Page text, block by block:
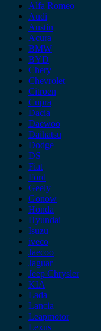
Alfa Romeo
Audi
Austin
Acura
BMW
BYD
Chery
Chevrolet
Citroen
Cupra
Dacia
Daewoo
Daihatsu
Dodge
DS
Fiat
Ford
Geely
Gonow
Honda
Hyundai
Isuzu
iveco
Jaecoo
Jaguar
Jeep Chrysler
KIA
Lada
Lancia
Leapmotor
Lexus